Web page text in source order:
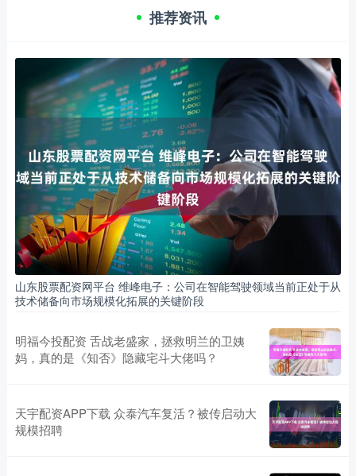
推荐资讯
山东股票配资网平台 维峰电子：公司在智能驾驶领域当前正处于从
技术储备向市场规模化拓展的关键阶段
明福今投配资 舌战老盛家，拯救明兰的卫姨
妈，真的是《知否》隐藏宅斗大佬吗？
天宇配资APP下载 众泰汽车复活？被传启动大
规模招聘